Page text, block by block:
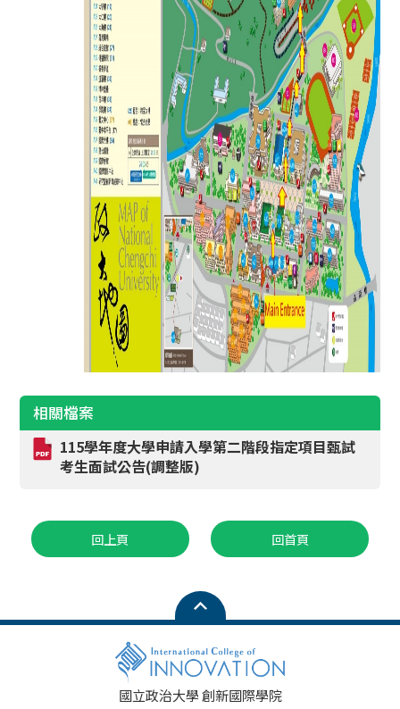
相關檔案
115學年度大學申請入學第二階段指定項目甄試
考生面試公告(調整版)
回上頁 回首頁
國立政治大學 創新國際學院